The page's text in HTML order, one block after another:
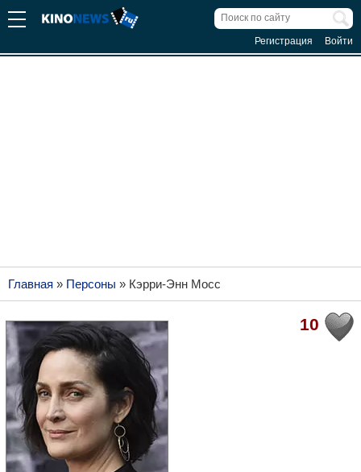
Регистрация Войти
Главная » Персоны » Кэрри-Энн Мосс
10